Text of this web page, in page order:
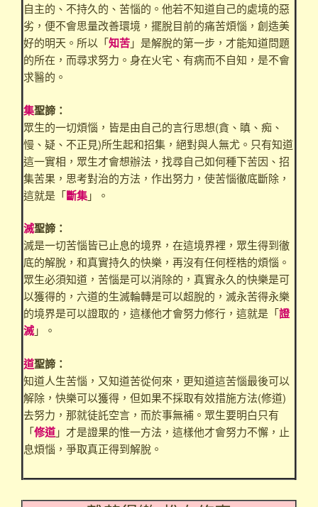
自主的、不持久的、苦惱的。他若不知道自己的處境的惡
劣，便不會思量改善環境，擺脫目前的痛苦煩惱，創造美
好的明天。所以「知苦」是解脫的第一步，才能知道問題
的所在，而尋求努力。身在火宅、有病而不自知，是不會
求醫的。
集聖諦：
眾生的一切煩惱，皆是由自己的言行思想(貪、瞋、痴、
慢、疑、不正見)所生起和招集，絕對與人無尤。只有知道
這一實相，眾生才會想辦法，找尋自己如何種下苦因、招
集苦果，思考對治的方法，作出努力，使苦惱徹底斷除，
這就是「斷集」。
滅聖諦：
滅是一切苦惱皆已止息的境界，在這境界裡，眾生得到徹
底的解脫，和真實持久的快樂，再沒有任何桎梏的煩惱。
眾生必須知道，苦惱是可以消除的，真實永久的快樂是可
以獲得的，六道的生滅輪轉是可以超脫的，滅永苦得永樂
的境界是可以證取的，這樣他才會努力修行，這就是「證
滅」。
道聖諦：
知道人生苦惱，又知道苦從何來，更知道這苦惱最後可以
解除，快樂可以獲得，但如果不採取有效措施方法(修道)
去努力，那就徒託空言，而於事無補。眾生要明白只有
「修道」才是證果的惟一方法，這樣他才會努力不懈，止
息煩惱，爭取真正得到解脫。